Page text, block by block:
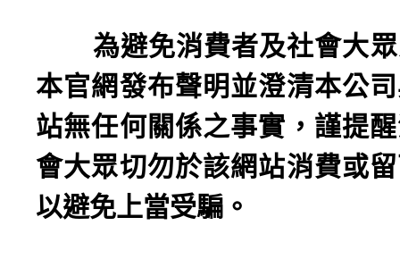
為避免消費者及社會大眾
本官網發布聲明並澄清本公
站無任何關係之事實，謹提
會大眾切勿於該網站消費或
以避免上當受騙。